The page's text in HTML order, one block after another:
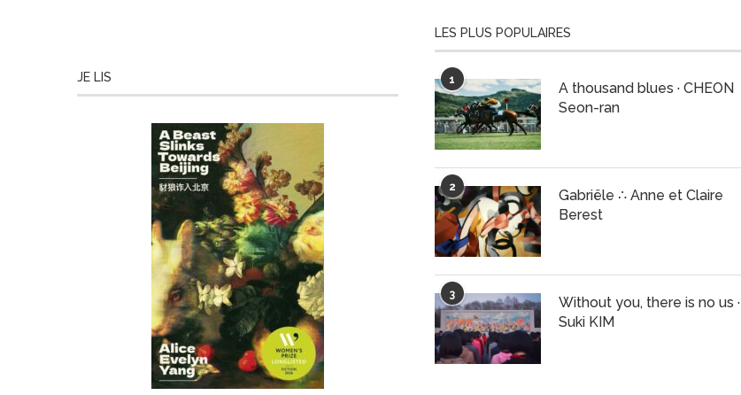
JE LIS
LES PLUS POPULAIRES
1
A thousand blues · CHEON
Seon-ran
2
Gabriële ∴ Anne et Claire
Berest
3
Without you, there is no us ·
Suki KIM